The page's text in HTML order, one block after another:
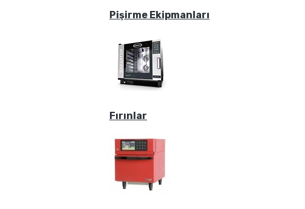
Pişirme Ekipmanları
Fırınlar